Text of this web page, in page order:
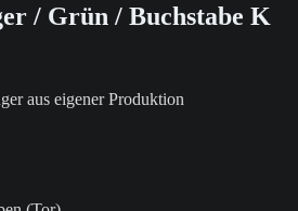
/ Grün / Buchstabe K
aus eigener Produktion